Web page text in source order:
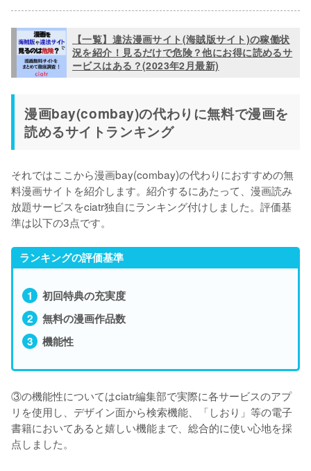
【一覧】違法漫画サイト(海賊版サイト)の稼働状
況を紹介！見るだけで危険？他にお得に読めるサ
ービスはある？(2023年2月最新)
漫画bay(combay)の代わりに無料で漫画を
読めるサイトランキング
それではここから漫画bay(combay)の代わりにおすすめの無
料漫画サイトを紹介します。紹介するにあたって、漫画読み
放題サービスをciatr独自にランキング付けしました。評価基
準は以下の3点です。
ランキングの評価基準
初回特典の充実度
無料の漫画作品数
機能性
③の機能性についてはciatr編集部で実際に各サービスのアプ
リを使用し、デザイン面から検索機能、「しおり」等の電子
書籍においてあると嬉しい機能まで、総合的に使い心地を採
点しました。